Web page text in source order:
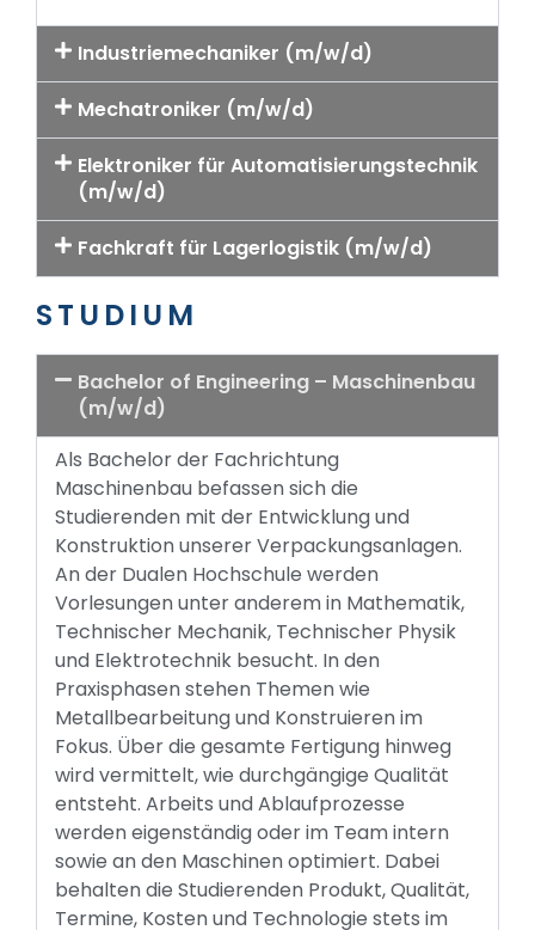
Industriemechaniker (m/w/d)
Mechatroniker (m/w/d)
Elektroniker für Automatisierungstechnik
(m/w/d)
Fachkraft für Lagerlogistik (m/w/d)
STUDIUM
Bachelor of Engineering – Maschinenbau
(m/w/d)
Als Bachelor der Fachrichtung
Maschinenbau befassen sich die
Studierenden mit der Entwicklung und
Konstruktion unserer Verpackungsanlagen.
An der Dualen Hochschule werden
Vorlesungen unter anderem in Mathematik,
Technischer Mechanik, Technischer Physik
und Elektrotechnik besucht. In den
Praxisphasen stehen Themen wie
Metallbearbeitung und Konstruieren im
Fokus. Über die gesamte Fertigung hinweg
wird vermittelt, wie durchgängige Qualität
entsteht. Arbeits und Ablaufprozesse
werden eigenständig oder im Team intern
sowie an den Maschinen optimiert. Dabei
behalten die Studierenden Produkt, Qualität,
Termine, Kosten und Technologie stets im